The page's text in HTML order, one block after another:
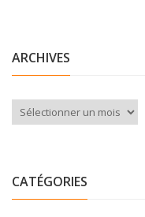
ARCHIVES
Archives
CATÉGORIES